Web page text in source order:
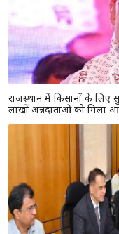
राजस्थान में किसानों के लिए
लाखों अन्नदाताओं को मिला